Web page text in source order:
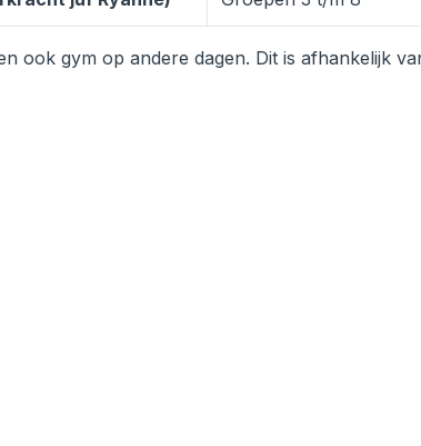
ook gym op andere dagen. Dit is afhankelijk